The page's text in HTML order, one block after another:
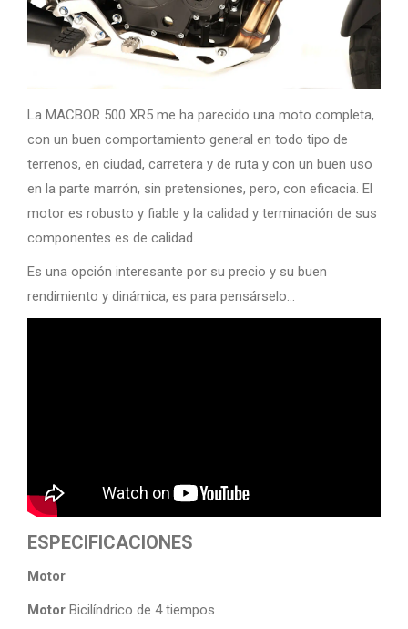
La MACBOR 500 XR5 me ha parecido una moto completa,
con un buen comportamiento general en todo tipo de
terrenos, en ciudad, carretera y de ruta y con un buen uso
en la parte marrón, sin pretensiones, pero, con eficacia. El
motor es robusto y fiable y la calidad y terminación de sus
componentes es de calidad.
Es una opción interesante por su precio y su buen
rendimiento y dinámica, es para pensárselo…
ESPECIFICACIONES
Motor
Motor Bicilíndrico de 4 tiempos